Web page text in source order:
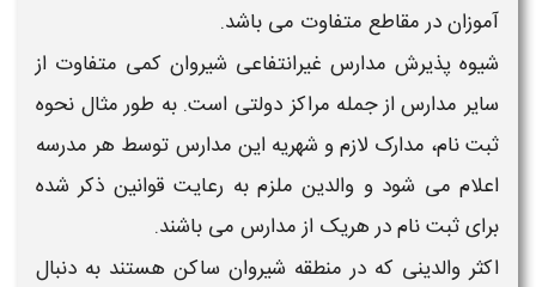
آموزان در مقاطع متفاوت می باشد.
شیوه پذیرش مدارس غیرانتفاعی شیروان کمی متفاوت از
سایر مدارساز جمله مراکز دولتی است. به طور مثال نحوه
ثبت نام، مدارک لازم و شهریه این مدارس توسط هر مدرسه
اعلام می شود و والدین ملزم به رعایت قوانین ذکر شده
برای ثبت نام در هریک ازمدارس می باشند.
اکثر والدینی که در منطقه شیروان ساکن هستند به دنبال